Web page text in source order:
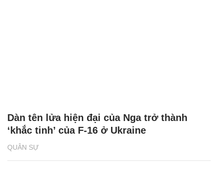
QUÂN SỰ
Dàn tên lửa hiện đại của Nga trở thành
‘khắc tinh’ của F-16 ở Ukraine